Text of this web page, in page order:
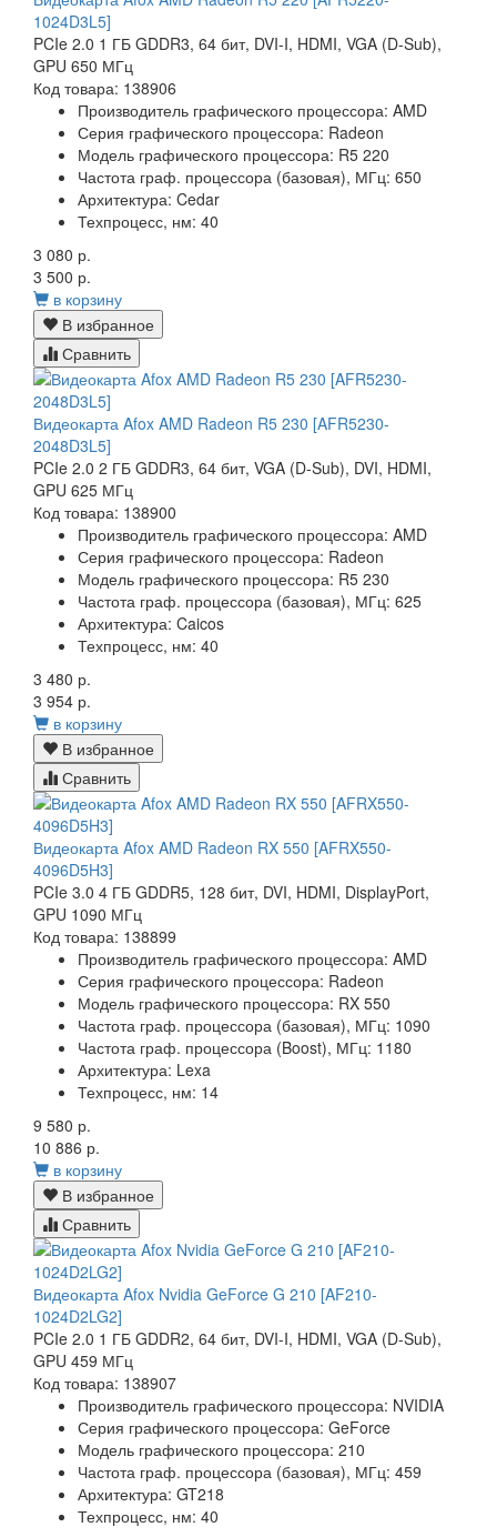
1024D3L5]
PCIe 2.0 1 ГБ GDDR3, 64 бит, DVI-I, HDMI, VGA (D-Sub),
GPU 650 МГц
Код товара: 138906
Производитель графического процессора: AMD
Серия графического процессора: Radeon
Модель графического процессора: R5 220
Частота граф. процессора (базовая), МГц: 650
Архитектура: Cedar
Техпроцесс, нм: 40
3 080 р.
3 500 р.
в корзину
В избранное
Сравнить
Видеокарта Afox AMD Radeon R5 230 [AFR5230-
2048D3L5]
PCIe 2.0 2 ГБ GDDR3, 64 бит, VGA (D-Sub), DVI, HDMI,
GPU 625 МГц
Код товара: 138900
Производитель графического процессора: AMD
Серия графического процессора: Radeon
Модель графического процессора: R5 230
Частота граф. процессора (базовая), МГц: 625
Архитектура: Caicos
Техпроцесс, нм: 40
3 480 р.
3 954 р.
в корзину
В избранное
Сравнить
Видеокарта Afox AMD Radeon RX 550 [AFRX550-
4096D5H3]
PCIe 3.0 4 ГБ GDDR5, 128 бит, DVI, HDMI, DisplayPort,
GPU 1090 МГц
Код товара: 138899
Производитель графического процессора: AMD
Серия графического процессора: Radeon
Модель графического процессора: RX 550
Частота граф. процессора (базовая), МГц: 1090
Частота граф. процессора (Boost), МГц: 1180
Архитектура: Lexa
Техпроцесс, нм: 14
9 580 р.
10 886 р.
в корзину
В избранное
Сравнить
Видеокарта Afox Nvidia GeForce G 210 [AF210-
1024D2LG2]
PCIe 2.0 1 ГБ GDDR2, 64 бит, DVI-I, HDMI, VGA (D-Sub),
GPU 459 МГц
Код товара: 138907
Производитель графического процессора: NVIDIA
Серия графического процессора: GeForce
Модель графического процессора: 210
Частота граф. процессора (базовая), МГц: 459
Архитектура: GT218
Техпроцесс, нм: 40